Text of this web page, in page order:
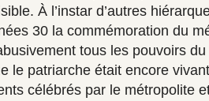
À l’instar d’autres
30 la commémoration du
tous les pouvoirs
le patriarche était encore
célébrés par le métropolite